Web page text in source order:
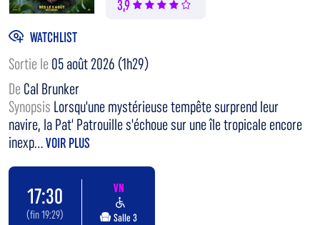
3,9
WATCHLIST
Sortie le 05 août 2026 (1h29)
De Cal Brunker
Synopsis Lorsqu'une mystérieuse tempête surprend leur
navire, la Pat' Patrouille s'échoue sur une île tropicale encore
inexp...VOIR PLUS
17:30
(fin 19:29)
VN
Salle 3